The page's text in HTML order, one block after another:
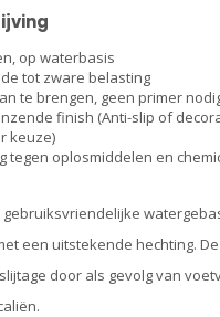
op waterbasis
tot zware belasting
te brengen, geen primer
finish (Anti-slip of
keuze)
tegen oplosmiddelen en
een uitstekende hechting.
door als gevolg van